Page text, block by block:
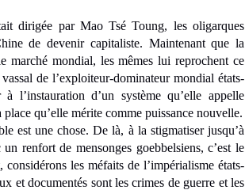
dirigée par Mao Tsé Toung, les oligarques
de devenir capitaliste. Maintenant que la
marché mondial, les mêmes lui reprochent ce
de l’exploiteur-dominateur mondial états-
l’instauration d’un système qu’elle appelle
qu’elle mérite comme puissance nouvelle.
est une chose. De là, à la stigmatiser jusqu’à
renfort de mensonges goebbelsiens, c’est le
les méfaits de l’impérialisme états-
et documentés sont les crimes de guerre et les